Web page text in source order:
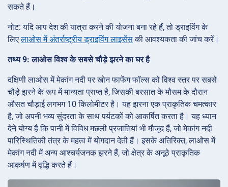
सकते हैं।
नोट: यदि आप देश की यात्रा करने की योजना बना रहे हैं, तो ड्राइविंग के
लिएलाओस में अंतर्राष्ट्रीय ड्राइविंग लाइसेंसकी आवश्यकता की जांच करें।
तथ्य 9: लाओस विश्व के सबसे चौड़े झरने का घर है
दक्षिणी लाओस में मेकांग नदी पर खोन फाफेंग फॉल्स को विश्व स्तर पर सबसे
चौड़े झरने के रूप में मान्यता प्राप्त है, जिसकी बरसात के मौसम के दौरान
औसत चौड़ाई लगभग 10 किलोमीटर है। यह झरना एक प्राकृतिक चमत्कार
है, जो अपनी भव्य सुंदरता के साथ पर्यटकों को आकर्षित करता है। यह ध्यान
देने योग्य है कि पानी में विविध मछली प्रजातियां भी मौजूद हैं, जो मेकांग नदी
पारिस्थितिकी तंत्र के महत्व में योगदान देती हैं। इसके अतिरिक्त, लाओस में
मेकांग नदी में अन्य आश्चर्यजनक झरने हैं, जो क्षेत्र के अनूठे प्राकृतिक
आकर्षण में वृद्धि करते हैं।